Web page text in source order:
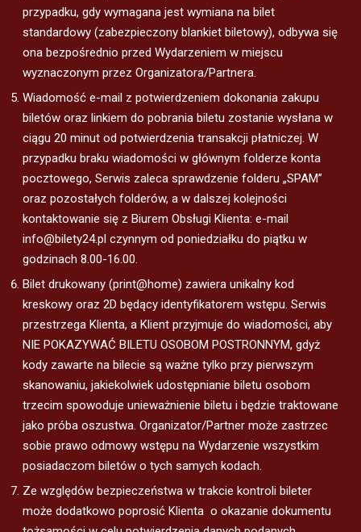
przypadku, gdy wymagana jest wymiana na bilet
standardowy (zabezpieczony blankiet biletowy), odbywa się
ona bezpośrednio przed Wydarzeniem w miejscu
wyznaczonym przez Organizatora/Partnera.
Wiadomość e-mail z potwierdzeniem dokonania zakupu
biletów oraz linkiem do pobrania biletu zostanie wysłana w
ciągu 20 minut od potwierdzenia transakcji płatniczej. W
przypadku braku wiadomości w głównym folderze konta
pocztowego, Serwis zaleca sprawdzenie folderu „SPAM”
oraz pozostałych folderów, a w dalszej kolejności
kontaktowanie się z Biurem Obsługi Klienta: e-mail
info@bilety24.pl czynnym od poniedziałku do piątku w
godzinach 8.00-16.00.
Bilet drukowany (print@home) zawiera unikalny kod
kreskowy oraz 2D będący identyfikatorem wstępu. Serwis
przestrzega Klienta, a Klient przyjmuje do wiadomości, aby
NIE POKAZYWAĆ BILETU OSOBOM POSTRONNYM, gdyż
kody zawarte na bilecie są ważne tylko przy pierwszym
skanowaniu, jakiekolwiek udostępnianie biletu osobom
trzecim spowoduje unieważnienie biletu i będzie traktowane
jako próba oszustwa. Organizator/Partner może zastrzec
sobie prawo odmowy wstępu na Wydarzenie wszystkim
posiadaczom biletów o tych samych kodach.
Ze względów bezpieczeństwa w trakcie kontroli bileter
może dodatkowo poprosić Klienta o okazanie dokumentu